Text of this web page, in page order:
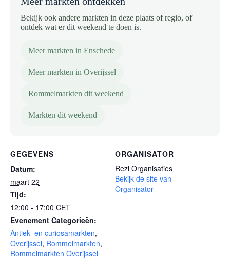
Bekijk ook andere markten in deze plaats of regio, of
ontdek wat er dit weekend te doen is.
Meer markten in Enschede
Meer markten in Overijssel
Rommelmarkten dit weekend
Markten dit weekend
GEGEVENS
Datum:
maart 22
Tijd:
12:00 - 17:00 CET
Evenement Categorieën:
Antiek- en curiosamarkten,
Overijssel, Rommelmarkten,
Rommelmarkten Overijssel
ORGANISATOR
Rezi Organisaties
Bekijk de site van
Organisator